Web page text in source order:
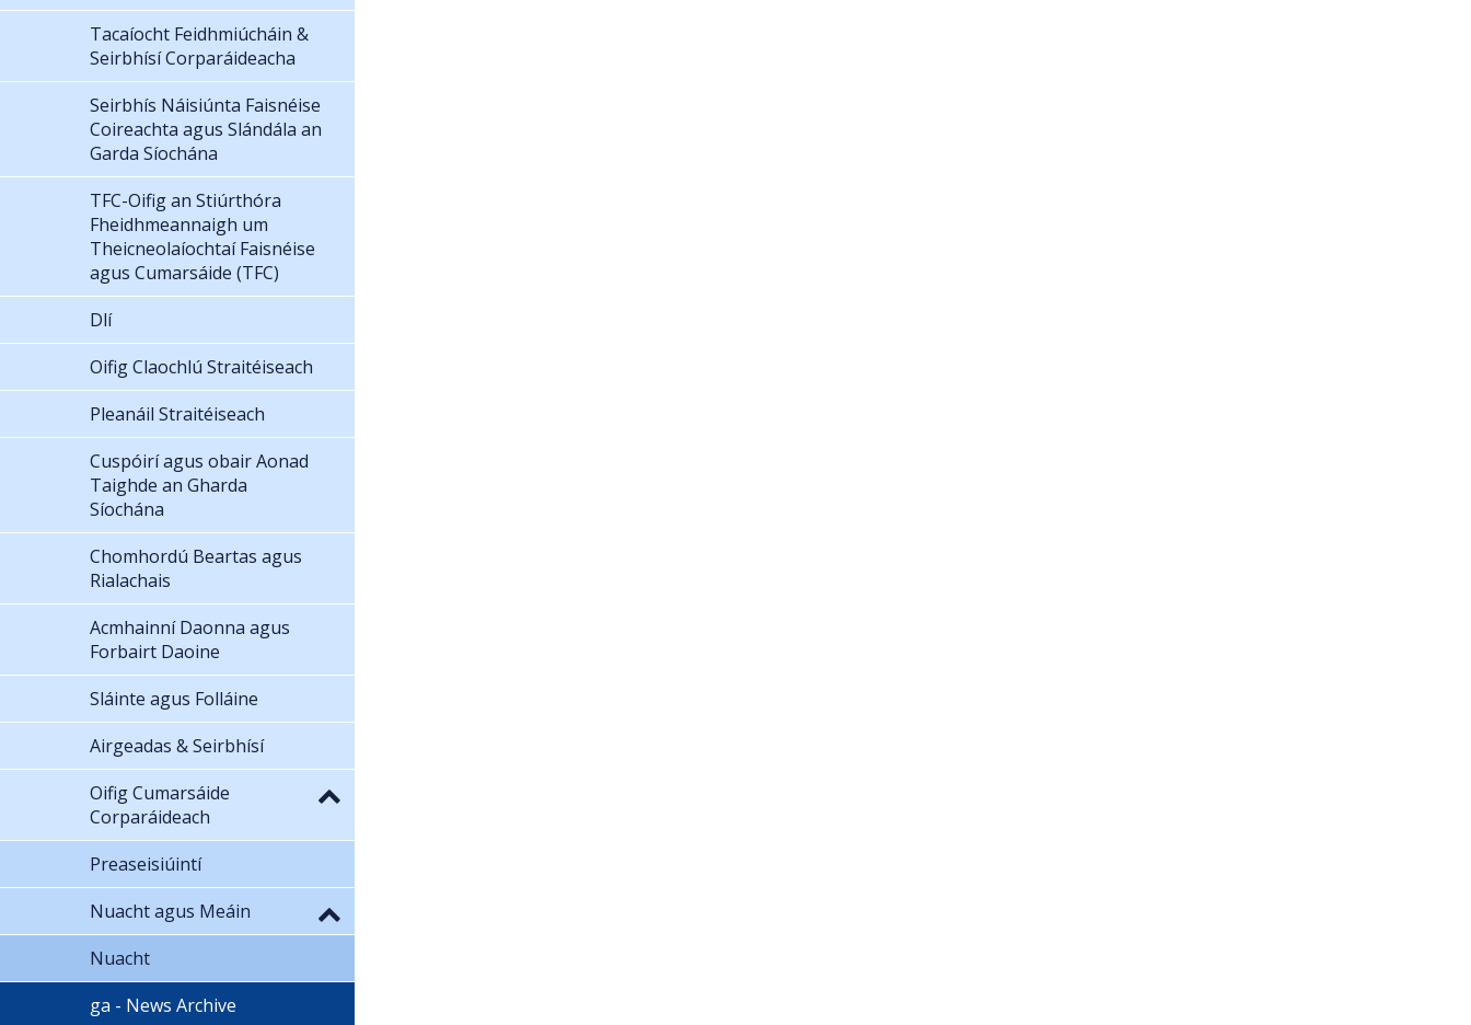
Tacaíocht Feidhmiúcháin &
Seirbhísí Corparáideacha
Seirbhís Náisiúnta Faisnéise
Coireachta agus Slándála an
Garda Síochána
TFC-Oifig an Stiúrthóra
Fheidhmeannaigh um
Theicneolaíochtaí Faisnéise
agus Cumarsáide (TFC)
Dlí
Oifig Claochlú Straitéiseach
Pleanáil Straitéiseach
Cuspóirí agus obair Aonad
Taighde an Gharda
Síochána
Chomhordú Beartas agus
Rialachais
Acmhainní Daonna agus
Forbairt Daoine
Sláinte agus Folláine
Airgeadas & Seirbhísí
Oifig Cumarsáide
Corparáideach
Preaseisiúintí
Nuacht agus Meáin
Nuacht
ga - News Archive